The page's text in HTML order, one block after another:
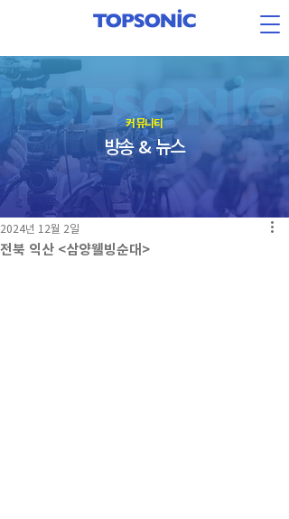
​커뮤니티
방송 & 뉴스
전북 익산 <삼양웰빙순대>
2024년 12월 2일